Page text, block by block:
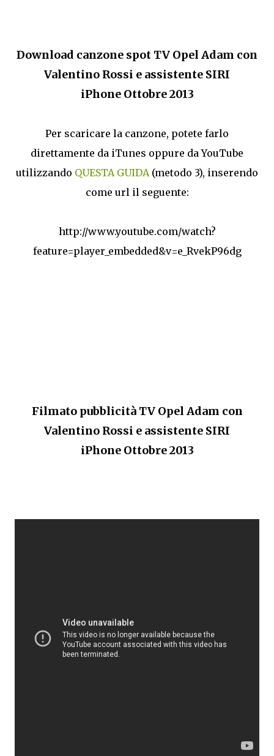
Download canzone spot TV Opel Adam con
Valentino Rossi e assistente SIRI
iPhone Ottobre 2013
Per scaricare la canzone, potete farlo
direttamente da iTunes oppure da YouTube
utilizzando QUESTA GUIDA (metodo 3), inserendo
come url il seguente:
http://www.youtube.com/watch?
feature=player_embedded&v=e_RvekP96dg
Filmato pubblicità TV Opel Adam con
Valentino Rossi e assistente SIRI
iPhone Ottobre 2013